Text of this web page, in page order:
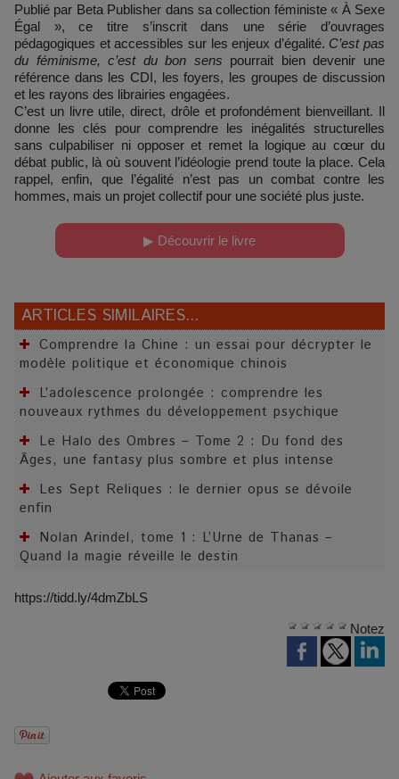
Publié par Beta Publisher dans sa collection féministe « À Sexe
Égal », ce titre s’inscrit dans une série d’ouvrages
pédagogiques et accessibles sur les enjeux d’égalité. C’est pas
du féminisme, c’est du bon sens pourrait bien devenir une
référence dans les CDI, les foyers, les groupes de discussion
et les rayons des librairies engagées.
C’est un livre utile, direct, drôle et profondément bienveillant. Il
donne les clés pour comprendre les inégalités structurelles
sans culpabiliser ni opposer et remet la logique au cœur du
débat public, là où souvent l’idéologie prend toute la place. Cela
rappel, enfin, que l’égalité n’est pas un combat contre les
hommes, mais un projet collectif pour une société plus juste.
▶ Découvrir le livre
ARTICLES SIMILAIRES...
Comprendre la Chine : un essai pour décrypter le
modèle politique et économique chinois
L’adolescence prolongée : comprendre les
nouveaux rythmes du développement psychique
Le Halo des Ombres – Tome 2 : Du fond des
Âges, une fantasy plus sombre et plus intense
Les Sept Reliques : le dernier opus se dévoile
enfin
Nolan Arindel, tome 1 : L’Urne de Thanas –
Quand la magie réveille le destin
https://tidd.ly/4dmZbLS
Notez